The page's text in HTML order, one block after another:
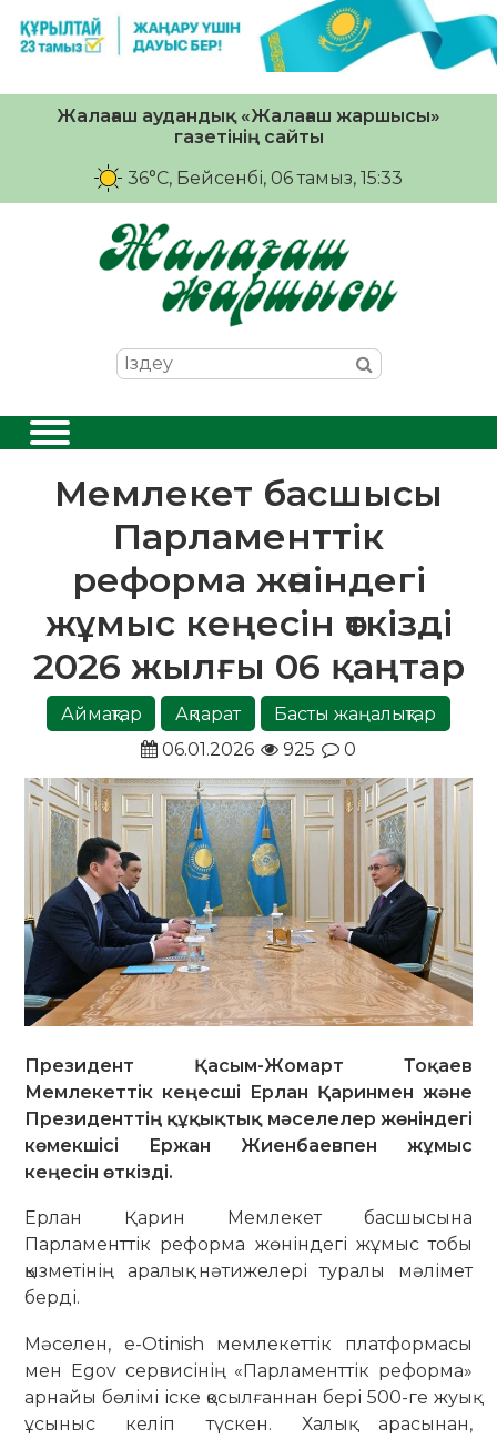
Жалағаш аудандық «Жалағаш жаршысы»
газетінің сайты
36°C, Бейсенбі, 06 тамыз, 15:33
Мемлекет басшысы
Парламенттік
реформа жөніндегі
жұмыс кеңесін өткізді
2026 жылғы 06 қаңтар
Аймақтар Ақпарат
Басты жаңалықтар
06.01.2026
925 0
Президент Қасым-Жомарт Тоқаев
Мемлекеттік кеңесші Ерлан Қаринмен және
Президенттің құқықтық мәселелер жөніндегі
көмекшісі Ержан Жиенбаевпен жұмыс
кеңесін өткізді.
Ерлан Қарин Мемлекет басшысына
Парламенттік реформа жөніндегі жұмыс тобы
қызметінің аралық нәтижелері туралы мәлімет
берді.
Мәселен, e-Otinish мемлекеттік платформасы
мен Egov сервисінің «Парламенттік реформа»
арнайы бөлімі іске қосылғаннан бері 500-ге жуық
ұсыныс келіп түскен. Халық арасынан,